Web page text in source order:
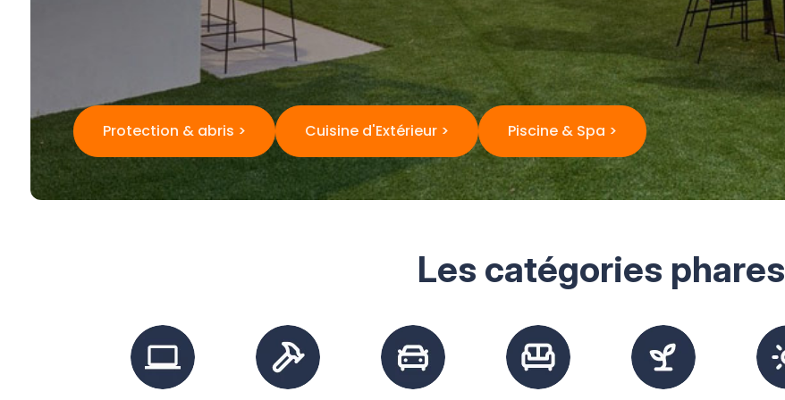
Protection & abris > Cuisine d'Extérieur > Piscine & Spa >
Les catégories phares